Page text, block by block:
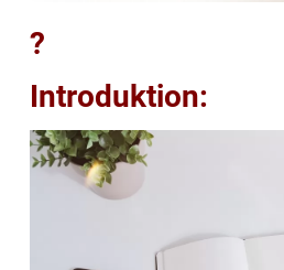
?
Introduktion: